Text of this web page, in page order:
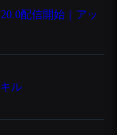
配信開始｜アッ
ル